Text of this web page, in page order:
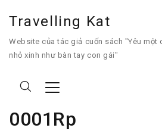
Travelling Kat
Website của tác giả cuốn sách "Yêu một
nhỏ xinh như bàn tay con gái"
0001Rp